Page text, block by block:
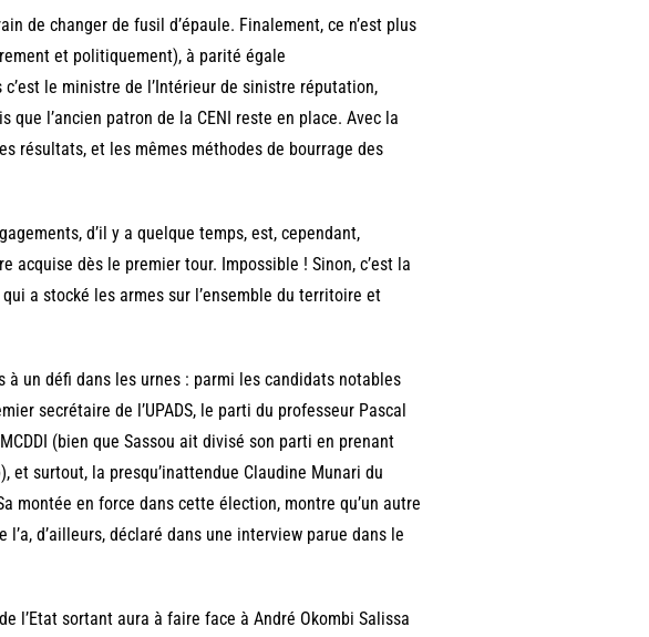
de changer de fusil d’épaule. Finalement, ce n’est plus
et politiquement), à parité égale
le ministre de l’Intérieur de sinistre réputation,
que l’ancien patron de la CENI reste en place. Avec la
résultats, et les mêmes méthodes de bourrage des
d’il y a quelque temps, est, cependant,
dès le premier tour. Impossible ! Sinon, c’est la
a stocké les armes sur l’ensemble du territoire et
un défi dans les urnes : parmi les candidats notables
secrétaire de l’UPADS, le parti du professeur Pascal
(bien que Sassou ait divisé son parti en prenant
et surtout, la presqu’inattendue Claudine Munari du
montée en force dans cette élection, montre qu’un autre
d’ailleurs, déclaré dans une interview parue dans le
l’Etat sortant aura à faire face à André Okombi Salissa